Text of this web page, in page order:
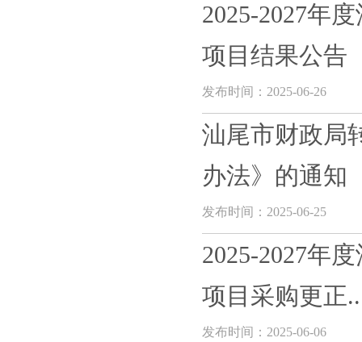
2025-2027年
项目结果公告
发布时间：2025-06-26
汕尾市财政局
办法》的通知
发布时间：2025-06-25
2025-2027年
项目采购更正
发布时间：2025-06-06